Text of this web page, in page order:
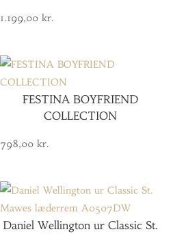
1.199,00kr.
FESTINA BOYFRIEND
COLLECTION
798,00kr.
Daniel Wellington ur Classic St.